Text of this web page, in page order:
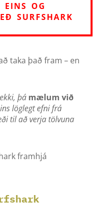
EINS OG
SURFSHARK
taka það fram – en
þá mælum við
löglegt efni frá
til að verja tölvuna
framhjá